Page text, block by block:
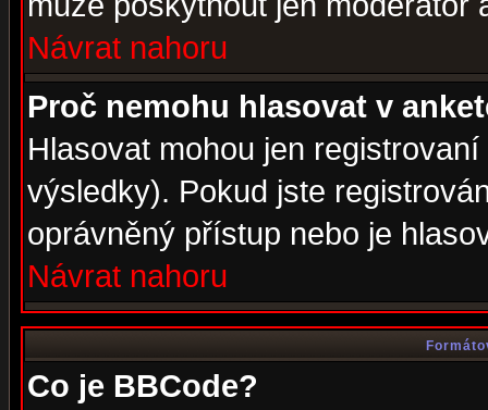
Návrat nahoru
Proč nemohu hlasovat v
Hlasovat mohou jen
výsledky). Pokud jste
oprávněný přístup nebo je
Návrat nahoru
Co je BBCode?